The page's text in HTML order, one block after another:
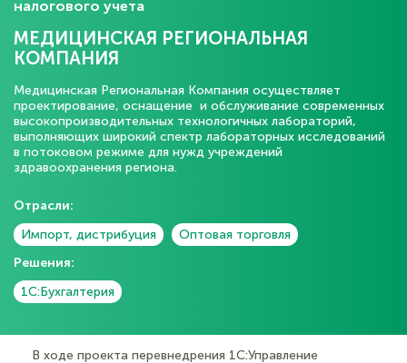
налогового учета
МЕДИЦИНСКАЯ РЕГИОНАЛЬНАЯ
КОМПАНИЯ
Медицинская Региональная Компания осуществляет
проектирование, оснащение и обслуживание современных
высокопроизводительных технологичных лабораторий,
выполняющих широкий спектр лабораторных исследований
в потоковом режиме для нужд учреждений
здравоохранения региона.
Отрасли:
Импорт, дистрибуция Оптовая торговля
Решения:
1С:Бухгалтерия
В ходе проекта перевнедрения 1С:Управление